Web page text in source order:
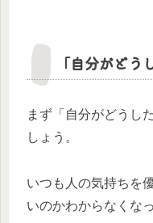
「自分がど
まず「自分がどうし
しょう。
いつも人の気持ちを
いのかわからなくな